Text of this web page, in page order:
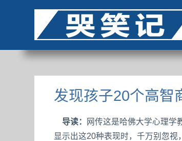
发现孩子20个高智
导读：
网传这是哈佛大学心理学
显示出这20种表现时，千万别忽视